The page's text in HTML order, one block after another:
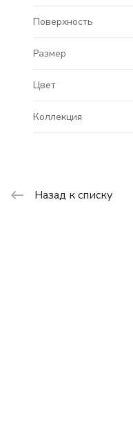
Поверхность
Размер
Цвет
Коллекция
Назад к списку